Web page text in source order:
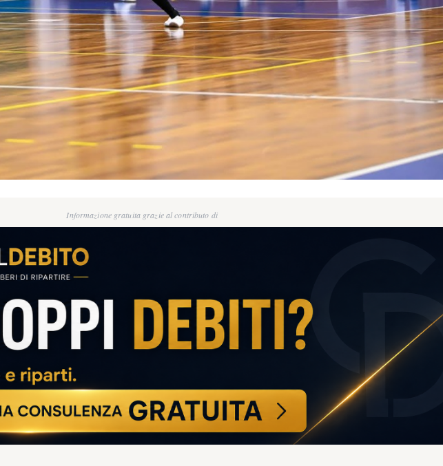
Informazione gratuita grazie al contributo di